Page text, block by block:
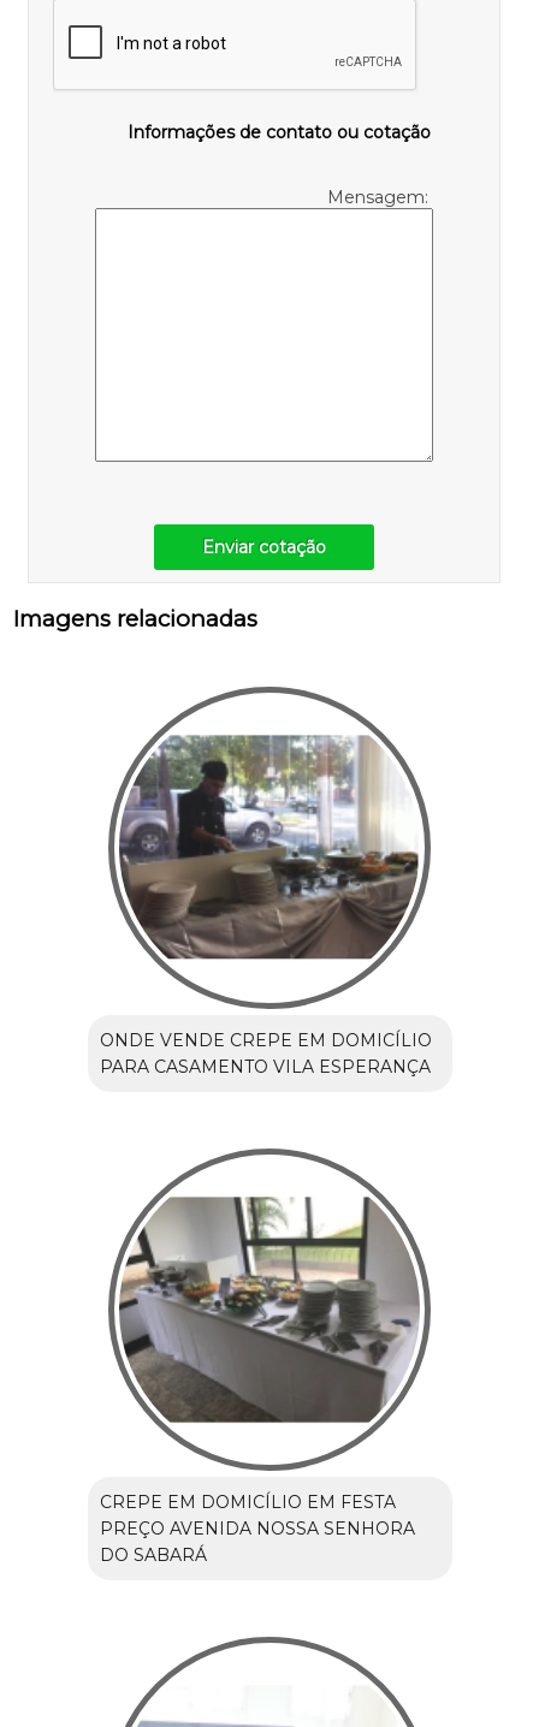
Informações de contato ou cotação
Mensagem:
Enviar cotação
Imagens relacionadas
ONDE VENDE CREPE EM DOMICÍLIO
PARA CASAMENTO VILA ESPERANÇA
CREPE EM DOMICÍLIO EM FESTA
PREÇO AVENIDA NOSSA SENHORA
DO SABARÁ